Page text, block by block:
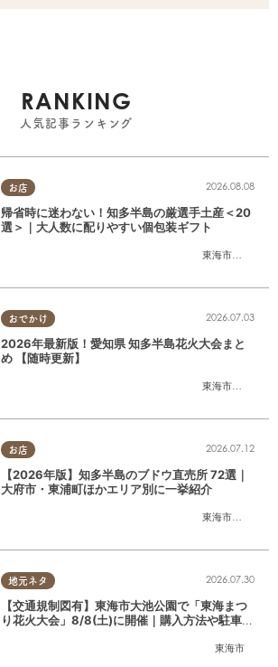
RANKING
人気記事ランキング
お店
東海市
,大府市
2026.08.08
帰省時に迷わない！知多半島の厳選手土産＜20
選＞｜大人数に配りやすい個包装ギフト
おでかけ
東海市
,大府市
2026.07.03
2026年最新版！愛知県 知多半島花火大会まと
め 【随時更新】
お店
東海市
,大府市
2026.07.12
【2026年版】知多半島のブドウ直売所 72選｜
大府市・東浦町ほかエリア別に一挙紹介
地元ネタ
東海市
2026.07.30
【交通規制図有】東海市大池公園で「東海まつ
り花火大会」8/8(土)に開催｜購入方法や駐車場